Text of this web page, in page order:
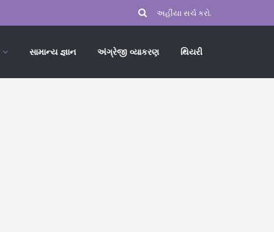
સામાન્ય જ્ઞાન અંગ્રેજી વ્યાકરણ થિયરી